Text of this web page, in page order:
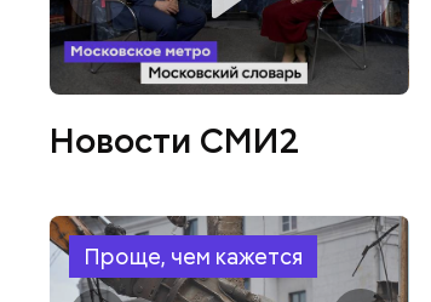
Новости СМИ2
Проще, чем кажется